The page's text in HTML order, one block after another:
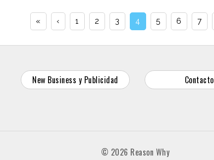
« ‹ 1 2 3 4 5 6 7
New Business y Publicidad Contacto
© 2026 Reason Why